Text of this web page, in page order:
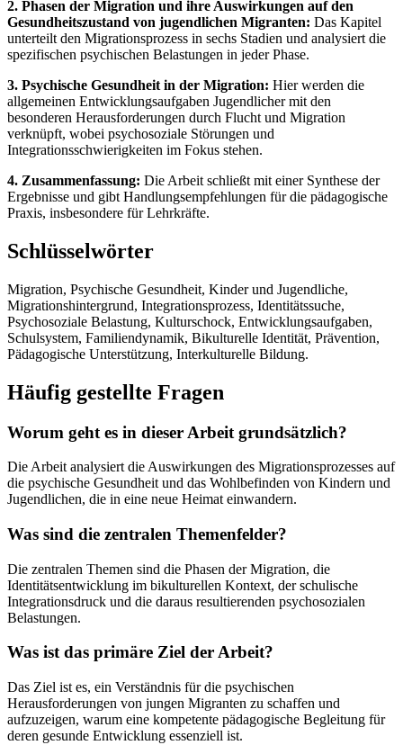
2. Phasen der Migration und ihre Auswirkungen auf den
Gesundheitszustand von jugendlichen Migranten: Das Kapitel
unterteilt den Migrationsprozess in sechs Stadien und analysiert die
spezifischen psychischen Belastungen in jeder Phase.
3. Psychische Gesundheit in der Migration: Hier werden die
allgemeinen Entwicklungsaufgaben Jugendlicher mit den
besonderen Herausforderungen durch Flucht und Migration
verknüpft, wobei psychosoziale Störungen und
Integrationsschwierigkeiten im Fokus stehen.
4. Zusammenfassung: Die Arbeit schließt mit einer Synthese der
Ergebnisse und gibt Handlungsempfehlungen für die pädagogische
Praxis, insbesondere für Lehrkräfte.
Schlüsselwörter
Migration, Psychische Gesundheit, Kinder und Jugendliche,
Migrationshintergrund, Integrationsprozess, Identitätssuche,
Psychosoziale Belastung, Kulturschock, Entwicklungsaufgaben,
Schulsystem, Familiendynamik, Bikulturelle Identität, Prävention,
Pädagogische Unterstützung, Interkulturelle Bildung.
Häufig gestellte Fragen
Worum geht es in dieser Arbeit grundsätzlich?
Die Arbeit analysiert die Auswirkungen des Migrationsprozesses auf
die psychische Gesundheit und das Wohlbefinden von Kindern und
Jugendlichen, die in eine neue Heimat einwandern.
Was sind die zentralen Themenfelder?
Die zentralen Themen sind die Phasen der Migration, die
Identitätsentwicklung im bikulturellen Kontext, der schulische
Integrationsdruck und die daraus resultierenden psychosozialen
Belastungen.
Was ist das primäre Ziel der Arbeit?
Das Ziel ist es, ein Verständnis für die psychischen
Herausforderungen von jungen Migranten zu schaffen und
aufzuzeigen, warum eine kompetente pädagogische Begleitung für
deren gesunde Entwicklung essenziell ist.